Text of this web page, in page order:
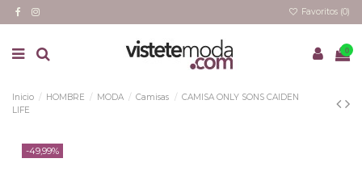
Favoritos (0)
0
Inicio HOMBRE MODA Camisas
CAMISA ONLY SONS CAIDEN
LIFE
-49,99%